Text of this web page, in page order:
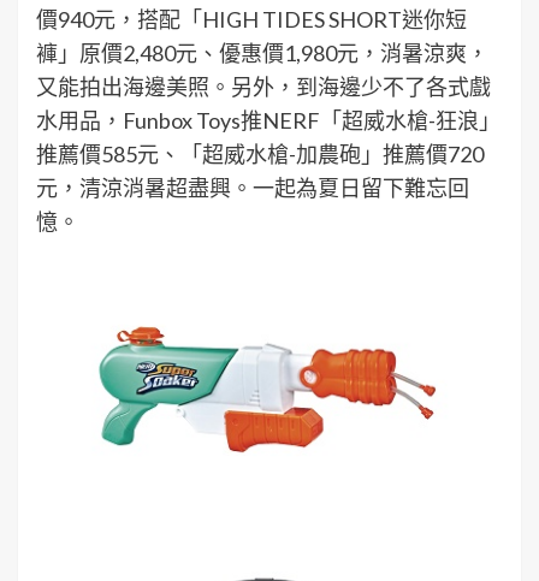
價940元，搭配「HIGH TIDES SHORT迷你短
褲」原價2,480元、優惠價1,980元，消暑涼爽，
又能拍出海邊美照。另外，到海邊少不了各式戲
水用品，Funbox Toys推NERF「超威水槍-狂浪」
推薦價585元、「超威水槍-加農砲」推薦價720
元，清涼消暑超盡興。一起為夏日留下難忘回
憶。